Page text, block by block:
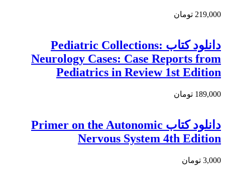
219,000 تومان
دانلود کتاب Pediatric Collections:
Neurology Cases: Case Reports from
Pediatrics in Review 1st Edition
189,000 تومان
دانلود کتاب Primer on the Autonomic
Nervous System 4th Edition
3,000 تومان